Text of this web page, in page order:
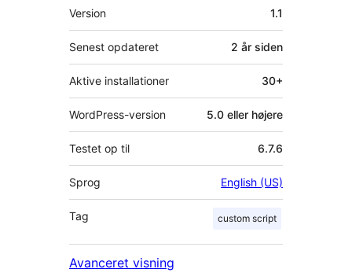
Meta
Version 1.1
Senest opdateret 2 år siden
Aktive installationer 30+
WordPress-version 5.0 eller højere
Testet op til 6.7.6
Sprog English (US)
Tag custom script
Avanceret visning